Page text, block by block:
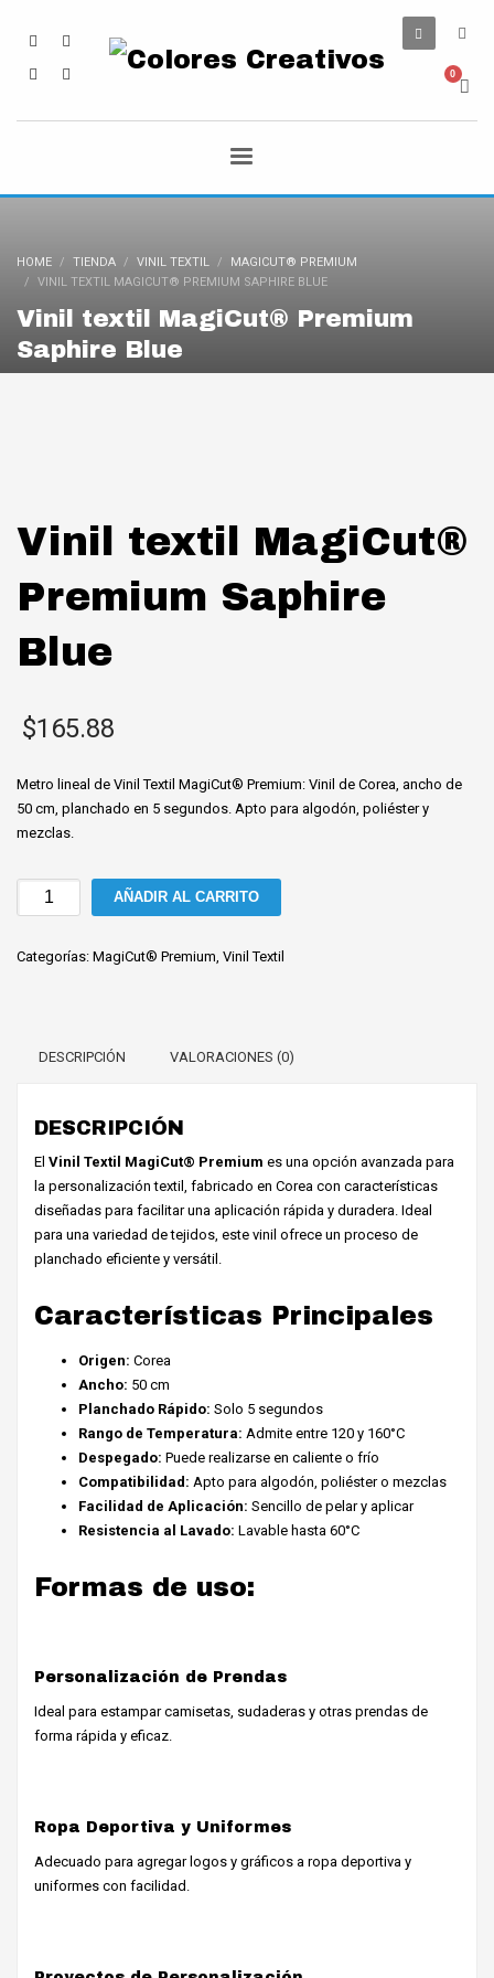
HOME TIENDA VINIL TEXTIL
MAGICUT® PREMIUM
VINIL TEXTIL MAGICUT® PREMIUM SAPHIRE BLUE
Vinil textil MagiCut® Premium
Saphire Blue
Vinil textil MagiCut®
Premium Saphire
Blue
$165.88
Metro lineal de Vinil Textil MagiCut® Premium: Vinil de Corea, ancho de
50 cm, planchado en 5 segundos. Apto para algodón, poliéster y
mezclas.
Vinil
textil
Premium
AÑADIR AL CARRITO
Categorías: MagiCut® Premium Vinil Textil
DESCRIPCIÓN VALORACIONES (0)
DESCRIPCIÓN
El Vinil Textil MagiCut® Premium es una opción avanzada para
la personalización textil, fabricado en Corea con características
diseñadas para facilitar una aplicación rápida y duradera. Ideal
para una variedad de tejidos, este vinil ofrece un proceso de
planchado eficiente y versátil.
Características Principales
Origen: Corea
Ancho: 50 cm
Planchado Rápido: Solo 5 segundos
Rango de Temperatura: Admite entre 120 y 160°C
Despegado: Puede realizarse en caliente o frío
Compatibilidad: Apto para algodón, poliéster o mezclas
Facilidad de Aplicación: Sencillo de pelar y aplicar
Resistencia al Lavado: Lavable hasta 60°C
Formas de uso:
Personalización de Prendas
Ideal para estampar camisetas, sudaderas y otras prendas de
forma rápida y eficaz.
Ropa Deportiva y Uniformes
Adecuado para agregar logos y gráficos a ropa deportiva y
uniformes con facilidad.